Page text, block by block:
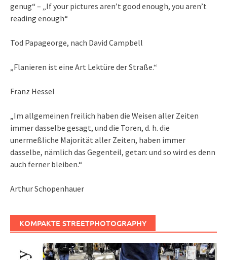
genug“ – „If your pictures aren’t good enough, you aren’t
reading enough“
Tod Papageorge, nach David Campbell
„Flanieren ist eine Art Lektüre der Straße.“
Franz Hessel
„Im allgemeinen freilich haben die Weisen aller Zeiten
immer dasselbe gesagt, und die Toren, d. h. die
unermeßliche Majorität aller Zeiten, haben immer
dasselbe, nämlich das Gegenteil, getan: und so wird es denn
auch ferner bleiben.“
Arthur Schopenhauer
KOMPAKTE STREETPHOTOGRAPHY